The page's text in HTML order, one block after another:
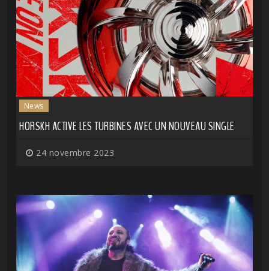
News
HORSKH ACTIVE LES TURBINES AVEC UN NOUVEAU SINGLE
24 novembre 2023